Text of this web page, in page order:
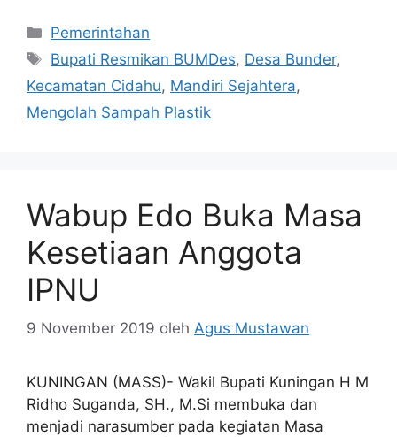
Kategori
Pemerintahan
Tag
Bupati Resmikan BUMDes, Desa Bunder,
Kecamatan Cidahu, Mandiri Sejahtera,
Mengolah Sampah Plastik
Wabup Edo Buka Masa
Kesetiaan Anggota
IPNU
9 November 2019 oleh Agus Mustawan
KUNINGAN (MASS)- Wakil Bupati Kuningan H M
Ridho Suganda, SH., M.Si membuka dan
menjadi narasumber pada kegiatan Masa